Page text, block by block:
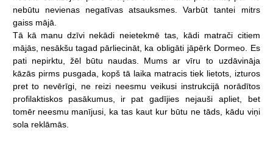
nebūtu
nevienas negatīvas atsauksmes. Varbūt tantei
mitrs
gaiss mājā.
Tā kā manu dzīvi nekādi neietekmē tas, kādi matrači citiem
mājās, nesākšu tagad pārliecināt, ka obligāti jāpērk Dormeo.
Es
pati nepirktu, žēl būtu naudas. Mums ar vīru to uzdāvināja
kāzās pirms pusgada, kopš tā laika matracis tiek lietots,
izturos
pret to nevērīgi, ne reizi neesmu veikusi instrukcijā norādītos
profilaktiskos
pasākumus, ir pat gadījies nejauši apliet,
bet
tomēr neesmu manījusi, ka tas kaut kur būtu ne tāds, kādu viņi
sola reklāmās.